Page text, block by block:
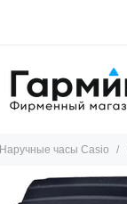
Наручные часы Casio